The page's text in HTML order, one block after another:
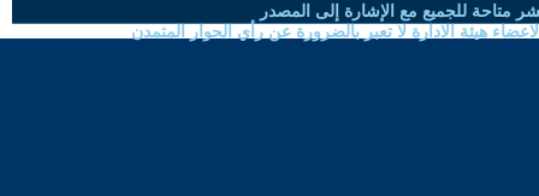
متاحة للجميع مع الإشارة إلى المصدر
هيئة الادارة لا تعبر بالضرورة عن رأي الحوار المتمدن